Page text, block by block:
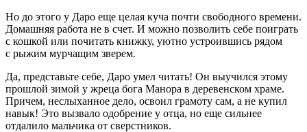
Но до этого у Даро еще целая куча почти свободного времени.
Домашняя работа не в счет. И можно позволить себе поиграть
с кошкой или почитать книжку, уютно устроившись рядом
с рыжим мурчащим зверем.
Да, представьте себе, Даро умел читать! Он выучился этому
прошлой зимой у жреца бога Манора в деревенском храме.
Причем, неслыханное дело, освоил грамоту сам, а не купил
навык! Это вызвало одобрение у отца, но еще сильнее
отдалило мальчика от сверстников.